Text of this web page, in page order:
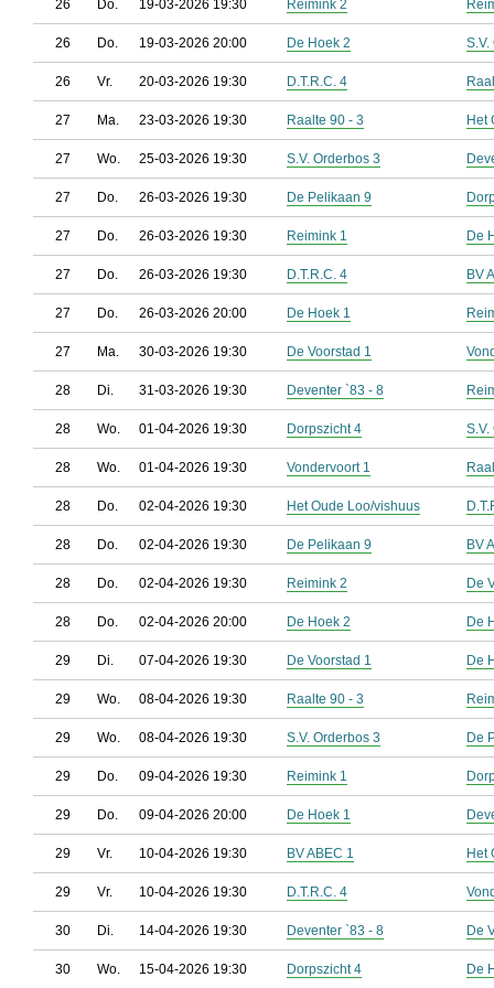
26 Do. 19-03-2026 19:30 Reimink 2
26 Do. 19-03-2026 20:00 De Hoek 2 S.V.
26 Vr. 20-03-2026 19:30 D.T.R.C. 4
27 Ma. 23-03-2026 19:30 Raalte 90 - 3 Het
27 Wo. 25-03-2026 19:30 S.V. Orderbos 3
27 Do. 26-03-2026 19:30 De Pelikaan 9
27 Do. 26-03-2026 19:30 Reimink 1 De
27 Do. 26-03-2026 19:30 D.T.R.C. 4 BV
27 Do. 26-03-2026 20:00 De Hoek 1
27 Ma. 30-03-2026 19:30 De Voorstad 1
28 Di. 31-03-2026 19:30 Deventer `83 - 8
28 Wo. 01-04-2026 19:30 Dorpszicht 4 S.V.
28 Wo. 01-04-2026 19:30 Vondervoort 1
28 Do. 02-04-2026 19:30 Het Oude Loo/vishuus
28 Do. 02-04-2026 19:30 De Pelikaan 9 BV
28 Do. 02-04-2026 19:30 Reimink 2 De
28 Do. 02-04-2026 20:00 De Hoek 2 De
29 Di. 07-04-2026 19:30 De Voorstad 1 De
29 Wo. 08-04-2026 19:30 Raalte 90 - 3
29 Wo. 08-04-2026 19:30 S.V. Orderbos 3 De
29 Do. 09-04-2026 19:30 Reimink 1
29 Do. 09-04-2026 20:00 De Hoek 1
29 Vr. 10-04-2026 19:30 BV ABEC 1 Het
29 Vr. 10-04-2026 19:30 D.T.R.C. 4
30 Di. 14-04-2026 19:30 Deventer `83 - 8 De
30 Wo. 15-04-2026 19:30 Dorpszicht 4 De